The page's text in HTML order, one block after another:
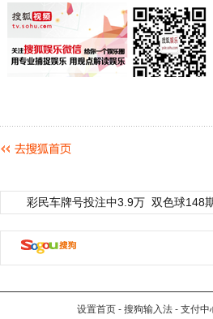
彩民车牌号投注中3.9万 双色球148
设置首页 - 搜狗输入法 - 支付中